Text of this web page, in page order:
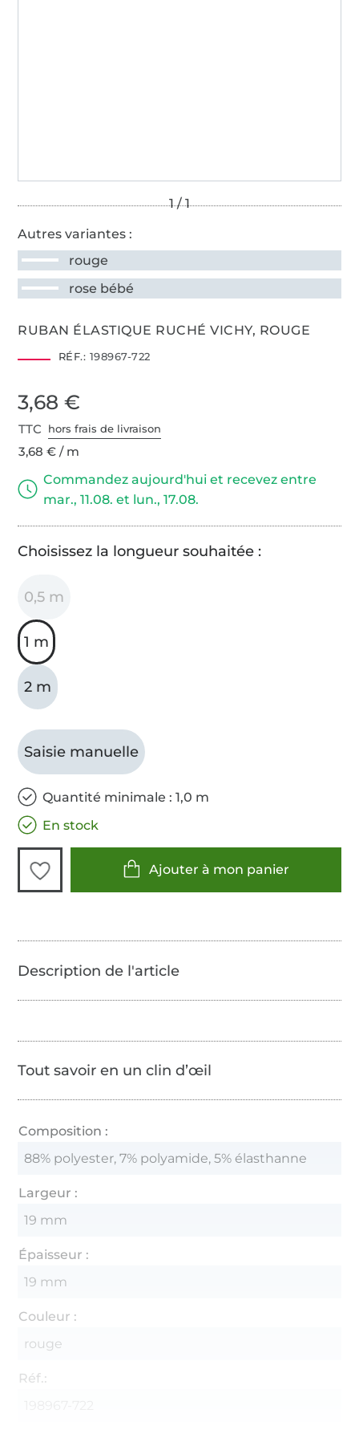
Autres variantes :
rouge
rose bébé
RUBAN ÉLASTIQUE RUCHÉ VICHY, ROUGE
RÉF.: 198967-722
3,68 €
TTC hors frais de livraison
3,68 € / m
Commandez aujourd'hui et recevez entre
mar., 11.08. et lun., 17.08.
Choisissez la longueur souhaitée :
0,5 m
1 m
2 m
Saisie manuelle
Quantité minimale : 1,0 m
En stock
Ajouter à mon panier
Tout savoir en un clin d’œil
Composition :
88% polyester, 7% polyamide, 5% élasthanne
Largeur :
19 mm
Épaisseur :
19 mm
Couleur :
rouge
Réf.: